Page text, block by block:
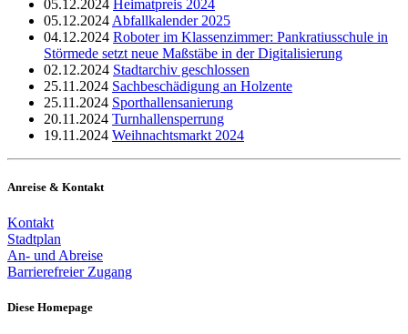
05.12.2024 Heimatpreis 2024
05.12.2024 Abfallkalender 2025
04.12.2024 Roboter im Klassenzimmer: Pankratiusschule in
Störmede setzt neue Maßstäbe in der Digitalisierung
02.12.2024 Stadtarchiv geschlossen
25.11.2024 Sachbeschädigung an Holzente
25.11.2024 Sporthallensanierung
20.11.2024 Turnhallensperrung
19.11.2024 Weihnachtsmarkt 2024
Anreise & Kontakt
Kontakt
Stadtplan
An- und Abreise
Barrierefreier Zugang
Diese Homepage